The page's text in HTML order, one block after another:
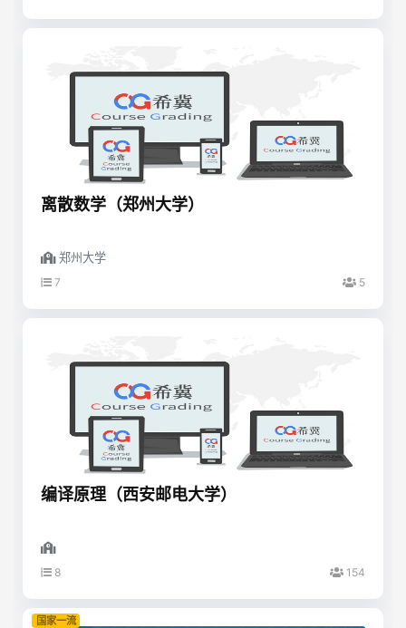
离散数学（郑州大学）
郑州大学
7 5
编译原理（西安邮电大学）
8 154
国家一流